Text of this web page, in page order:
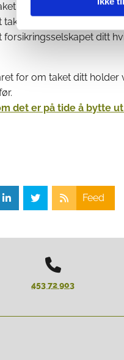
utvendig. Ser du tegn
forsikringsselskapet ditt
for om taket ditt holder
det er på tide å bytte
Feed

453 72 903